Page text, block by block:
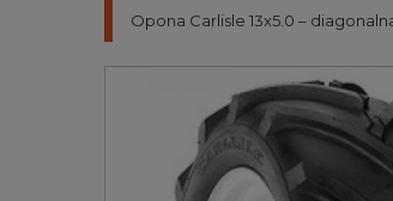
Opona Carlisle 13x5.0 –